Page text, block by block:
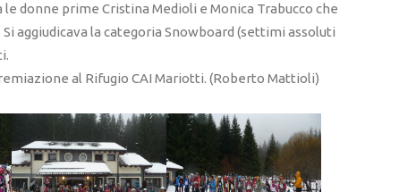
donne prime Cristina Medioli e Monica Trabucco che
aggiudicava la categoria Snowboard (settimi assoluti
al Rifugio CAI Mariotti. (Roberto Mattioli)